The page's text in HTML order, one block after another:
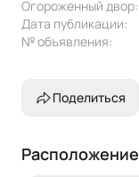
Огороженный двор:
Дата публикации:
№ объявления:
Поделиться
Расположение